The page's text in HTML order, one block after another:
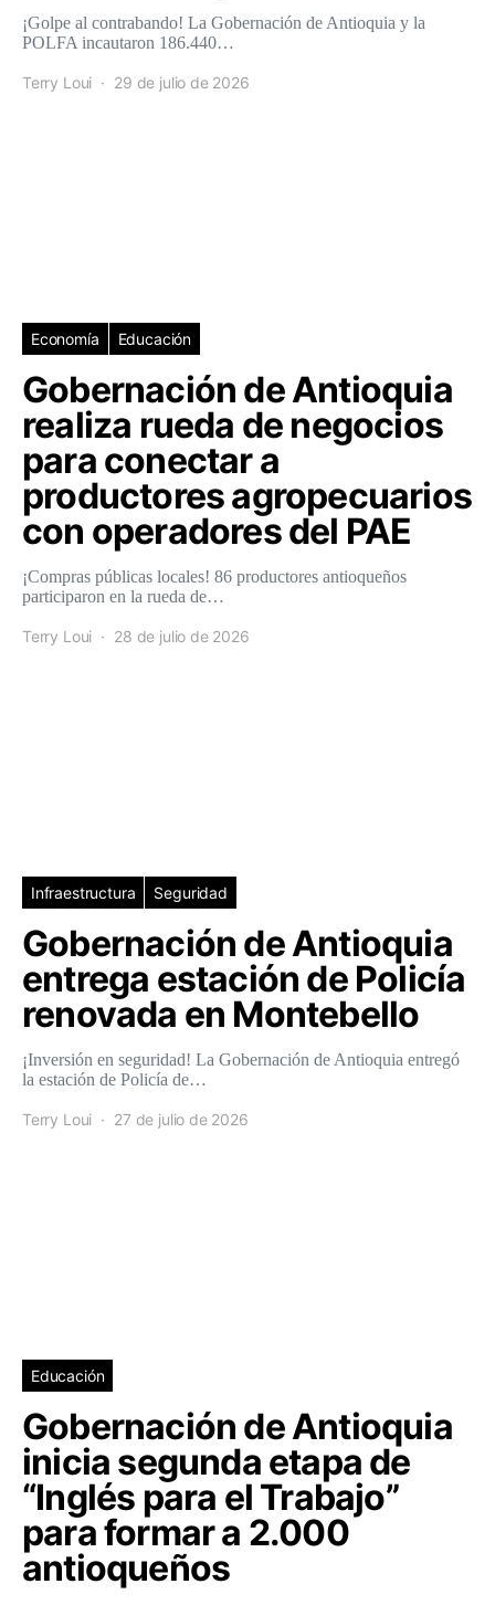
¡Golpe al contrabando! La Gobernación de Antioquia y la
POLFA incautaron 186.440…
Terry Loui 29 de julio de 2026
Economía Educación
Gobernación de Antioquia
realiza rueda de negocios
para conectar a
productores agropecuarios
con operadores del PAE
¡Compras públicas locales! 86 productores antioqueños
participaron en la rueda de…
Terry Loui 28 de julio de 2026
Infraestructura Seguridad
Gobernación de Antioquia
entrega estación de Policía
renovada en Montebello
¡Inversión en seguridad! La Gobernación de Antioquia entregó
la estación de Policía de…
Terry Loui 27 de julio de 2026
Educación
Gobernación de Antioquia
inicia segunda etapa de
“Inglés para el Trabajo”
para formar a 2.000
antioqueños